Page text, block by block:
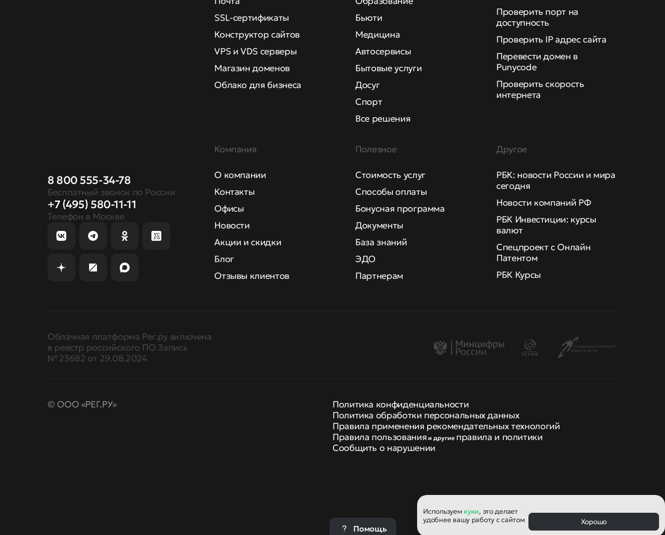
8 800 555-34-78
Бесплатный звонок по России
+7 (495) 580-11-11
Телефон в Москве
SSL-сертификаты
Конструктор сайтов
VPS и VDS серверы
Магазин доменов
Облако для бизнеса
Бьюти
Медицина
Автосервисы
Бытовые услуги
Досуг
Спорт
Все решения
Проверить порт на
доступность
Проверить IP адрес сайта
Перевести домен в
Punycode
Проверить скорость
интернета
Компания
О компании
Контакты
Офисы
Новости
Акции и скидки
Блог
Отзывы клиентов
Полезное
Стоимость услуг
Способы оплаты
Бонусная программа
Документы
База знаний
ЭДО
Партнерам
Другое
РБК: новости России и мира
сегодня
Новости компаний РФ
РБК Инвестиции: курсы
валют
Спецпроект с Онлайн
Патентом
РБК Курсы
Облачная платформа Рег.ру включена
в реестр российского ПО Запись
№ 23682 от 29.08.2024
© ООО «РЕГ.РУ»
Политика конфиденциальности
Политика обработки персональных данных
Правила применения рекомендательных технологий
Правила пользования и другие правила и политики
Сообщить о нарушении
Используем куки, это делает
удобнее вашу работу с сайтом
Хорошо
Помощь